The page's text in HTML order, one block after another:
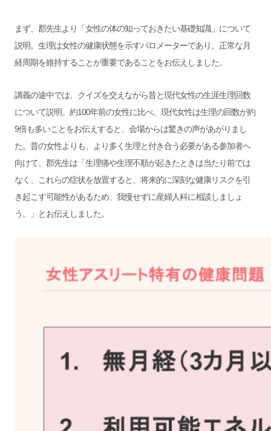
まず、郡先生より「女性の体の知っておきたい基礎知識」について
説明。生理は女性の健康状態を示すバロメーターであり、正常な月
経周期を維持することが重要であることをお伝えしました。
講義の途中では、クイズを交えながら昔と現代女性の生涯生理回数
について説明。約100年前の女性に比べ、現代女性は生理の回数が約
9倍も多いことをお伝えすると、会場からは驚きの声があがりまし
た。昔の女性よりも、より多く生理と付き合う必要がある参加者へ
向けて、郡先生は「生理痛や生理不順が起きたときは当たり前では
なく、これらの症状を放置すると、将来的に深刻な健康リスクを引
き起こす可能性があるため、我慢せずに産婦人科に相談しましょ
う。」とお伝えしました。